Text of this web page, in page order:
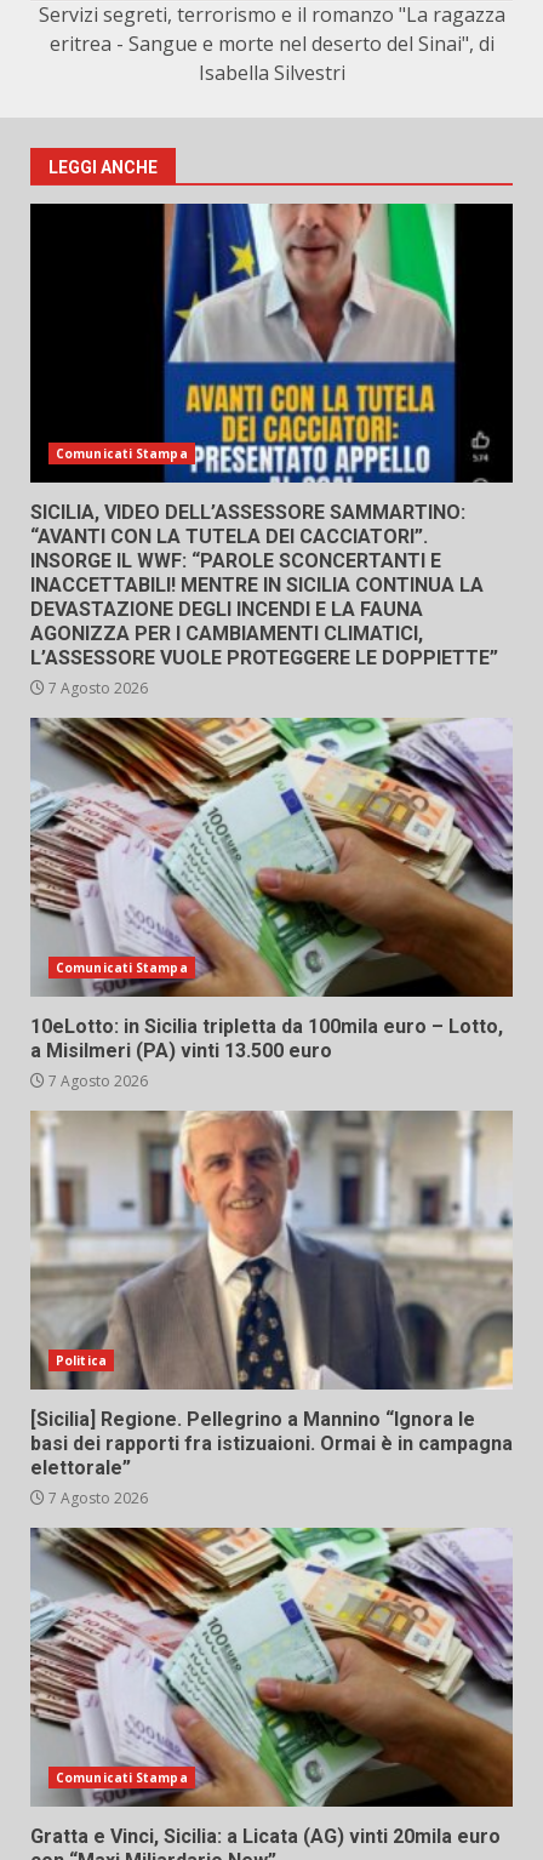
Servizi segreti, terrorismo e il romanzo "La ragazza
eritrea - Sangue e morte nel deserto del Sinai", di
Isabella Silvestri
LEGGI ANCHE
Comunicati Stampa
SICILIA, VIDEO DELL’ASSESSORE SAMMARTINO:
“AVANTI CON LA TUTELA DEI CACCIATORI”.
INSORGE IL WWF: “PAROLE SCONCERTANTI E
INACCETTABILI! MENTRE IN SICILIA CONTINUA LA
DEVASTAZIONE DEGLI INCENDI E LA FAUNA
AGONIZZA PER I CAMBIAMENTI CLIMATICI,
L’ASSESSORE VUOLE PROTEGGERE LE DOPPIETTE”
7 Agosto 2026
Comunicati Stampa
10eLotto: in Sicilia tripletta da 100mila euro – Lotto,
a Misilmeri (PA) vinti 13.500 euro
7 Agosto 2026
Politica
[Sicilia] Regione. Pellegrino a Mannino “Ignora le
basi dei rapporti fra istizuaioni. Ormai è in campagna
elettorale”
7 Agosto 2026
Comunicati Stampa
Gratta e Vinci, Sicilia: a Licata (AG) vinti 20mila euro